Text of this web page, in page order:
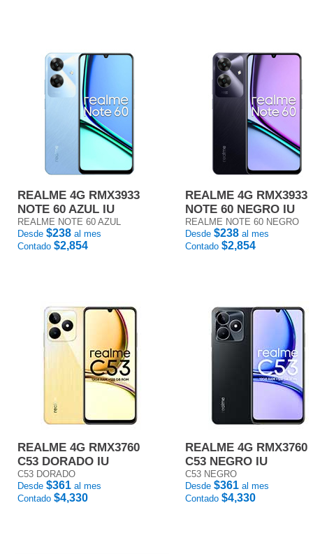
REALME 4G RMX3933
NOTE 60 AZUL IU
REALME NOTE 60 AZUL
Desde $238 al mes
Contado $2,854
REALME 4G RMX3933
NOTE 60 NEGRO IU
REALME NOTE 60 NEGRO
Desde $238 al mes
Contado $2,854
REALME 4G RMX3760
C53 DORADO IU
C53 DORADO
Desde $361 al mes
Contado $4,330
REALME 4G RMX3760
C53 NEGRO IU
C53 NEGRO
Desde $361 al mes
Contado $4,330